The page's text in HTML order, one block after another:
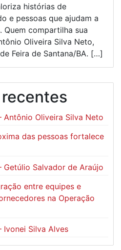
histórias de
e pessoas que ajudam a
Quem compartilha sua
Oliveira Silva Neto,
Feira de Santana/BA. […]
Antônio Oliveira Silva Neto
das pessoas fortalece
Getúlio Salvador de Araújo
entre equipes e
na Operação
Ivonei Silva Alves